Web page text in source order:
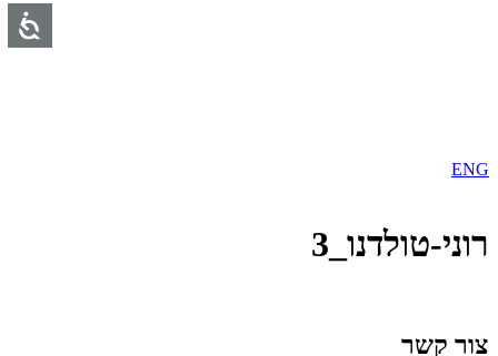
ENG
רוני-טולדנו_3
צור קשר